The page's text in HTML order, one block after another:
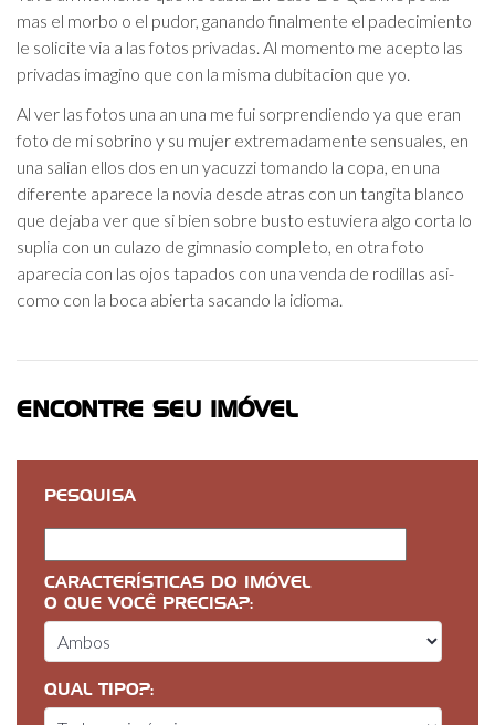
mas el morbo o el pudor, ganando finalmente el padecimiento
le solicite via a las fotos privadas. Al momento me acepto las
privadas imagino que con la misma dubitacion que yo.
Al ver las fotos una an una me fui sorprendiendo ya que eran
foto de mi sobrino y su mujer extremadamente sensuales, en
una salian ellos dos en un yacuzzi tomando la copa, en una
diferente aparece la novia desde atras con un tangita blanco
que dejaba ver que si bien sobre busto estuviera algo corta lo
suplia con un culazo de gimnasio completo, en otra foto
aparecia con las ojos tapados con una venda de rodillas asi­
como con la boca abierta sacando la idioma.
ENCONTRE SEU IMÓVEL
PESQUISA
CARACTERÍSTICAS DO IMÓVEL
O QUE VOCÊ PRECISA?:
QUAL TIPO?: